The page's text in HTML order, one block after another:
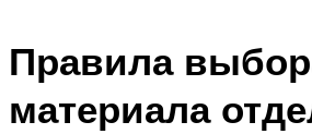
Правила
материала